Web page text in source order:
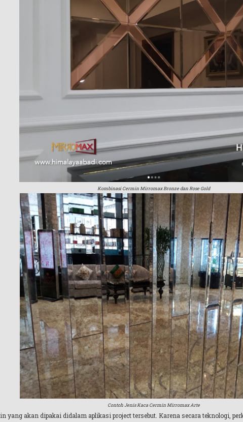
Kombinasi Cermin Mirromax Bronze dan Rose Gold
Contoh Jenis Kaca Cermin Mirromax Arte
yang akan dipakai didalam aplikasi project tersebut. Karena secara teknologi,